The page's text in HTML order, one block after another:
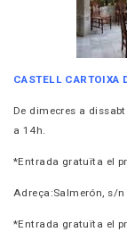
CASTELL CARTOIXA
De dimecres a
a 14h.
*Entrada gratuïta el
Adreça:Salmerón, s/n
*Entrada gratuïta el